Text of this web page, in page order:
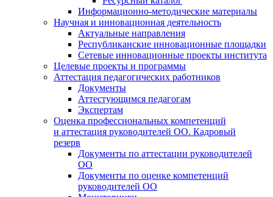
Информационно-методические материалы
Научная и инновационная деятельность
Актуальные направления
Республиканские инновационные площадки
Сетевые инновационные проекты института
Целевые проекты и программы
Аттестация педагогических работников
Документы
Аттестующимся педагогам
Экспертам
Оценка профессиональных компетенций
и аттестация руководителей ОО. Кадровый
резерв
Документы по аттестации руководителей
ОО
Документы по оценке компетенций
руководителей ОО